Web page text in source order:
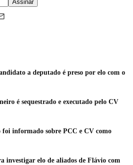
Assinar
a deputado é preso por elo com o
é sequestrado e executado pelo CV
informado sobre PCC e CV como
investigar elo de aliados de Flávio com